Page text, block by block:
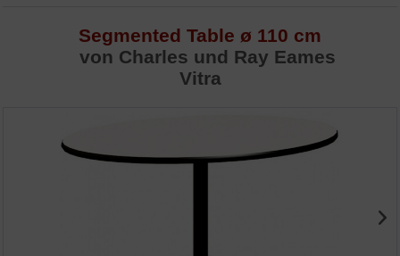
Segmented Table ø 110 cm
von Charles und Ray Eames
Vitra